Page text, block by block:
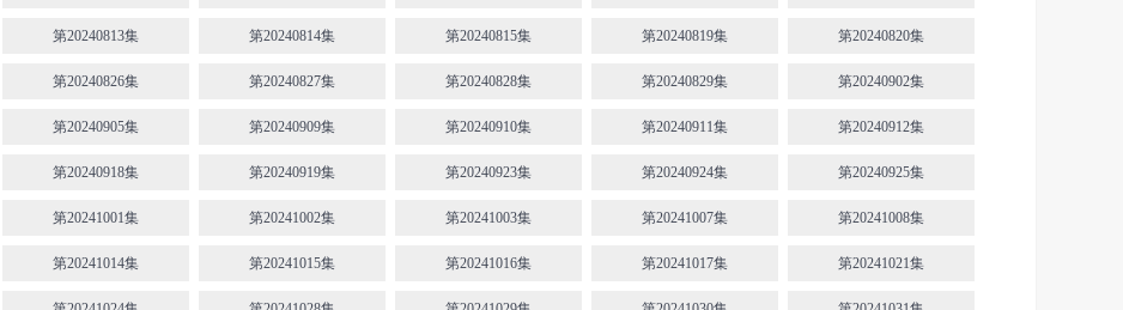
第20240813集 第20240814集 第20240815集 第20240819集 第20240820集
第20240826集 第20240827集 第20240828集 第20240829集 第20240902集
第20240905集 第20240909集 第20240910集 第20240911集 第20240912集
第20240918集 第20240919集 第20240923集 第20240924集 第20240925集
第20241001集 第20241002集 第20241003集 第20241007集 第20241008集
第20241014集 第20241015集 第20241016集 第20241017集 第20241021集